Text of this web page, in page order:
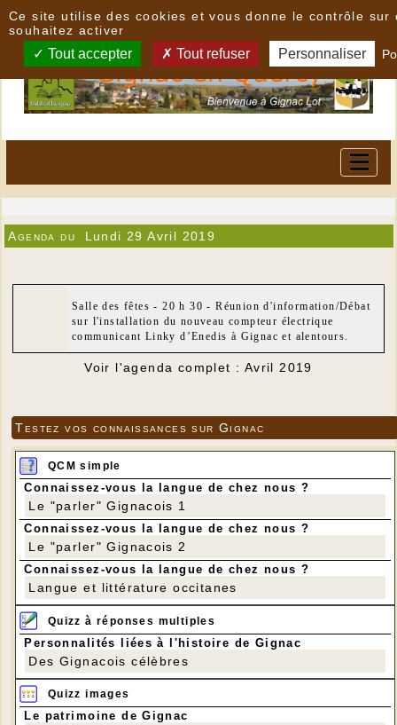
Agenda du Lundi 29 Avril 2019
Salle des fêtes - 20 h 30 - Réunion d'information/Débat
sur l'installation du nouveau compteur électrique
communicant Linky d’Enedis à Gignac et alentours.
Voir l'agenda complet : Avril 2019
Testez vos connaissances sur Gignac
QCM simple
Connaissez-vous la langue de chez nous ?
Le "parler" Gignacois 1
Connaissez-vous la langue de chez nous ?
Le "parler" Gignacois 2
Connaissez-vous la langue de chez nous ?
Langue et littérature occitanes
Quizz à réponses multiples
Personnalités liées à l'histoire de Gignac
Des Gignacois célèbres
Quizz images
Le patrimoine de Gignac
Ce site utilise des cookies et vous donne le contrôle sur
souhaitez activer
Tout accepter Tout refuser Personnaliser